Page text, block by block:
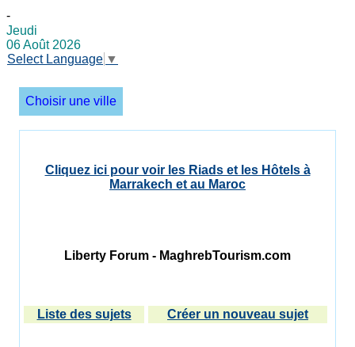
-
Jeudi
06 Août 2026
Select Language ▼
Choisir une ville
Cliquez ici pour voir les Riads et les Hôtels à
Marrakech et au Maroc
Liberty Forum - MaghrebTourism.com
Liste des sujets Créer un nouveau sujet